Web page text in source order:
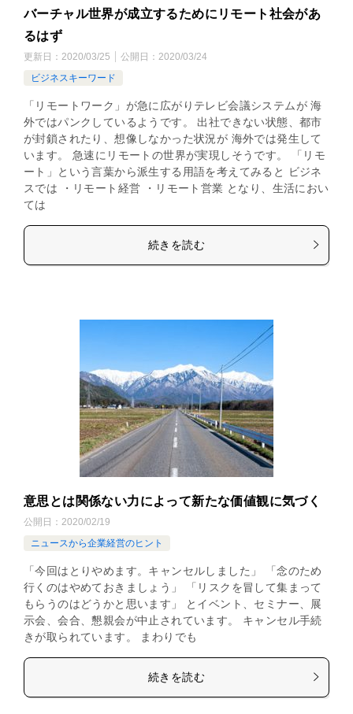
バーチャル世界が成立するためにリモート社会があ
るはず
更新日： 2020/03/25 公開日： 2020/03/24
ビジネスキーワード
「リモートワーク」が急に広がりテレビ会議システムが 海
外ではパンクしているようです。 出社できない状態、都市
が封鎖されたり、想像しなかった状況が 海外では発生して
います。 急速にリモートの世界が実現しそうです。 「リモ
ート」という言葉から派生する用語を考えてみると ビジネ
スでは ・リモート経営 ・リモート営業 となり、生活におい
ては
続きを読む
意思とは関係ない力によって新たな価値観に気づく
公開日： 2020/02/19
ニュースから企業経営のヒント
「今回はとりやめます。キャンセルしました」 「念のため
行くのはやめておきましょう」 「リスクを冒して集まって
もらうのはどうかと思います」 とイベント、セミナー、展
示会、会合、懇親会が中止されています。 キャンセル手続
きが取られています。 まわりでも
続きを読む